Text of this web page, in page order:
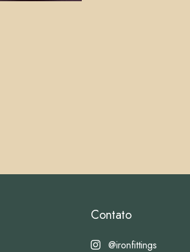
Contato
@ironfittings